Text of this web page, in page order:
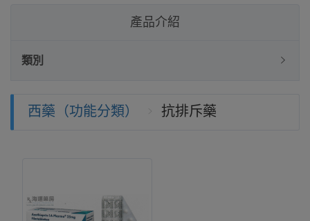
產品介紹
類別
西藥（功能分類） 抗排斥藥